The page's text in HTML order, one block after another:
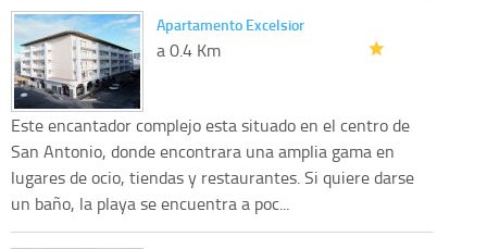
Apartamento Excelsior
a 0.4 Km
Este encantador complejo esta situado en el centro de
San Antonio, donde encontrara una amplia gama en
lugares de ocio, tiendas y restaurantes. Si quiere darse
un baño, la playa se encuentra a poc...